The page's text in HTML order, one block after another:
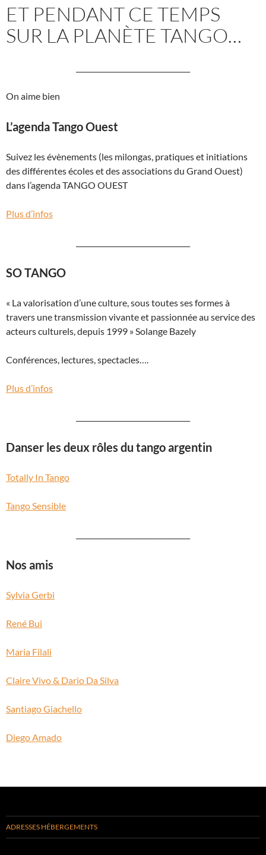
ET PENDANT CE TEMPS
SUR LA PLANÈTE TANGO…
On aime bien
L’agenda Tango Ouest
Suivez les évènements (les milongas, pratiques et initiations
des différentes écoles et des associations du Grand Ouest)
dans l’agenda TANGO OUEST
Plus d’infos
SO TANGO
« La valorisation d’une culture, sous toutes ses formes à
travers une transmission vivante et passionnée au service des
acteurs culturels, depuis 1999 » Solange Bazely
Conférences, lectures, spectacles….
Plus d’infos
Danser les deux rôles du tango argentin
Totally In Tango
Tango Sensible
Nos amis
Sylvia Gerbi
René Bui
Maria Filali
Claire Vivo & Dario Da Silva
Santiago Giachello
Diego Amado
ADRESSES HÉBERGEMENTS